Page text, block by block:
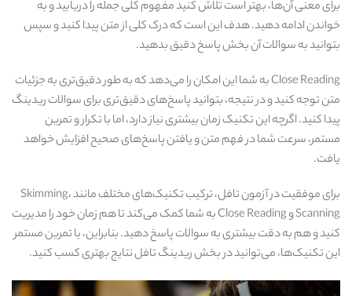
برای معنی آن‌ها، بهتر است تلاش کنید مفهوم کلی جمله را دریابید و به
خواندن ادامه دهید. هدف این است که درک کلی از متن پیدا کنید و سپس
بتوانید به سوالات آن بخش پاسخ دقیق بدهید.
Close Reading به شما این امکان را می‌دهد که به‌ طور دقیق‌تری به جزئیات
متن توجه کنید و در نتیجه، بتوانید پاسخ‌های دقیق‌تری برای سوالات ریدینگ
پیدا کنید. اگرچه این تکنیک زمان بیشتری نیاز دارد، اما با تکرار و تمرین
مستمر، سرعت شما در فهم متن و یافتن پاسخ‌های صحیح افزایش خواهد
یافت.
برای موفقیت در آزمون تافل، ترکیب تکنیک‌های مختلف مانند Skimming،
Scanning و Close Reading به شما کمک می‌کند تا هم زمان خود را مدیریت
کنید و هم به دقت بیشتری به سوالات پاسخ دهید. بنابراین، با تمرین مستمر
این تکنیک‌ها، می‌توانید در بخش ریدینگ تافل نتایج بهتری کسب کنید.